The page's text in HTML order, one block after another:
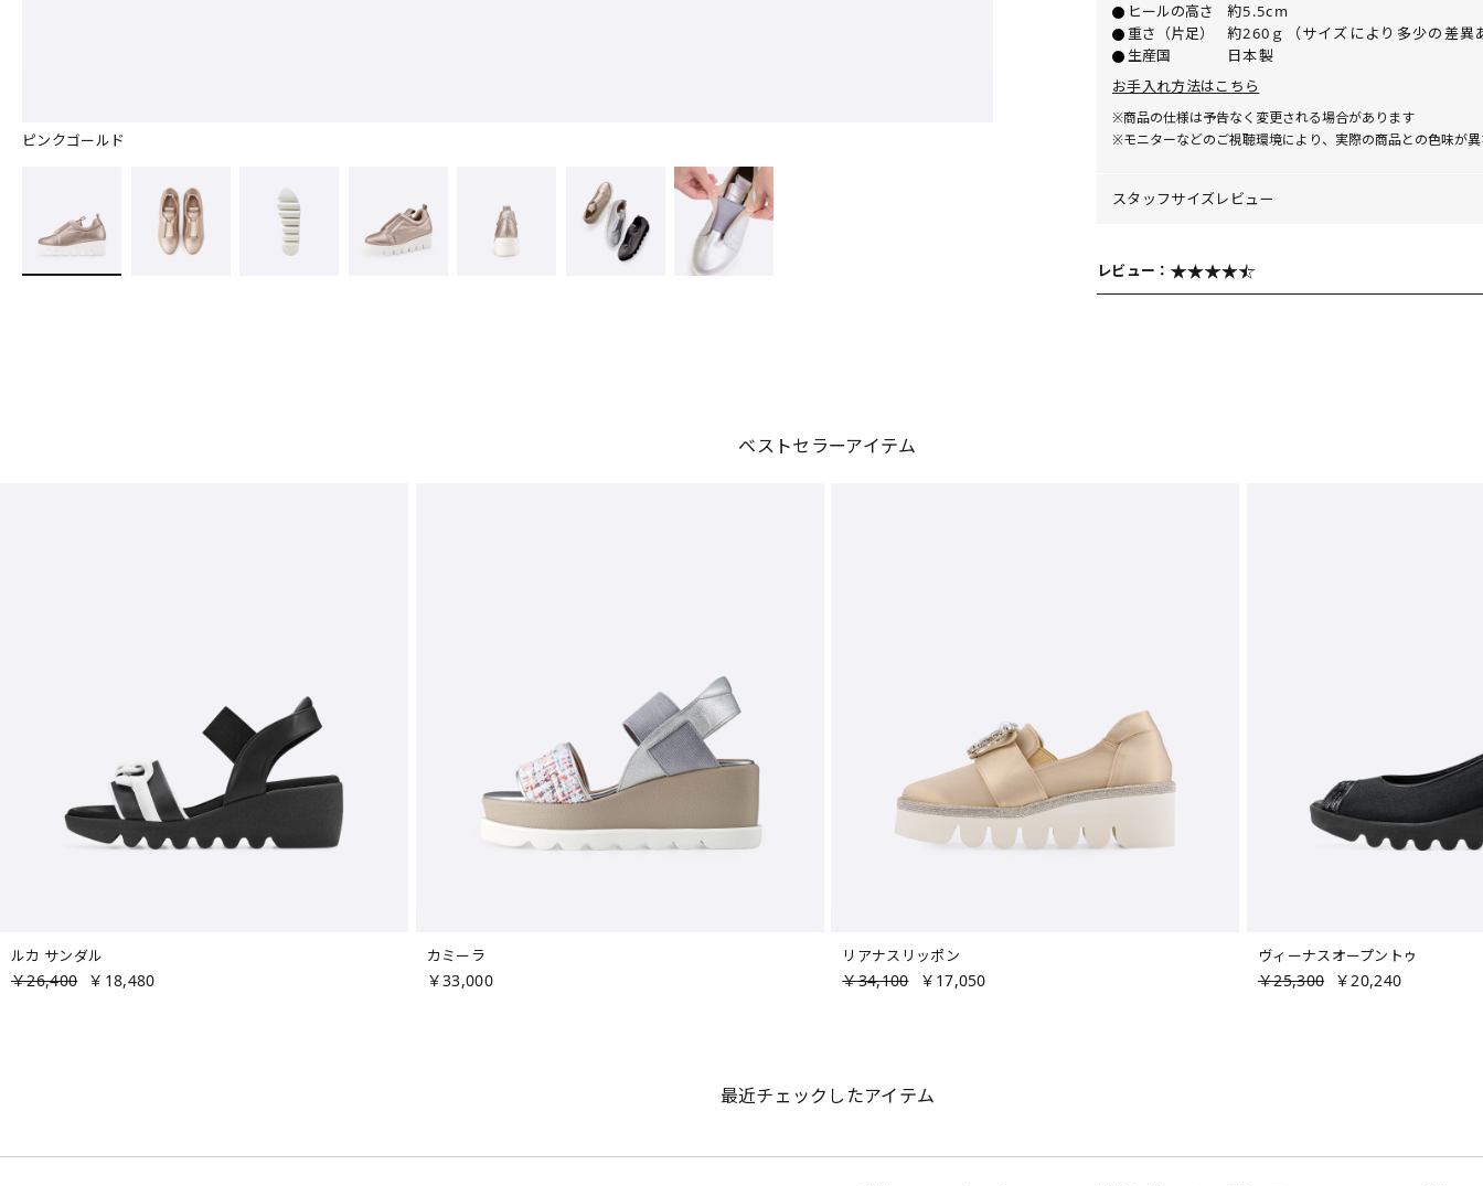
ピンクゴールド
ヒールの高さ
約5.5cm
重さ（片足）
約260ｇ（サイズにより多少の差異
生産国
日本製
お手入れ方法はこちら
※商品の仕様は予告なく変更される場合があります
※モニターなどのご視聴環境により、実際の商品との色味が
スタッフサイズレビュー
レビュー：
ベストセラーアイテム
ルカ サンダル
￥26,400 ￥18,480
カミーラ
￥33,000
リアナスリッポン
￥34,100 ￥17,050
ヴィーナスオープントゥ
￥25,300 ￥20,240
最近チェックしたアイテム